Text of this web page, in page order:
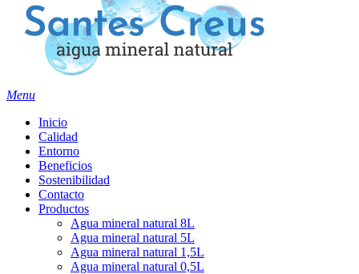
Menu
Inicio
Calidad
Entorno
Beneficios
Sostenibilidad
Contacto
Productos
Agua mineral natural 8L
Agua mineral natural 5L
Agua mineral natural 1,5L
Agua mineral natural 0,5L